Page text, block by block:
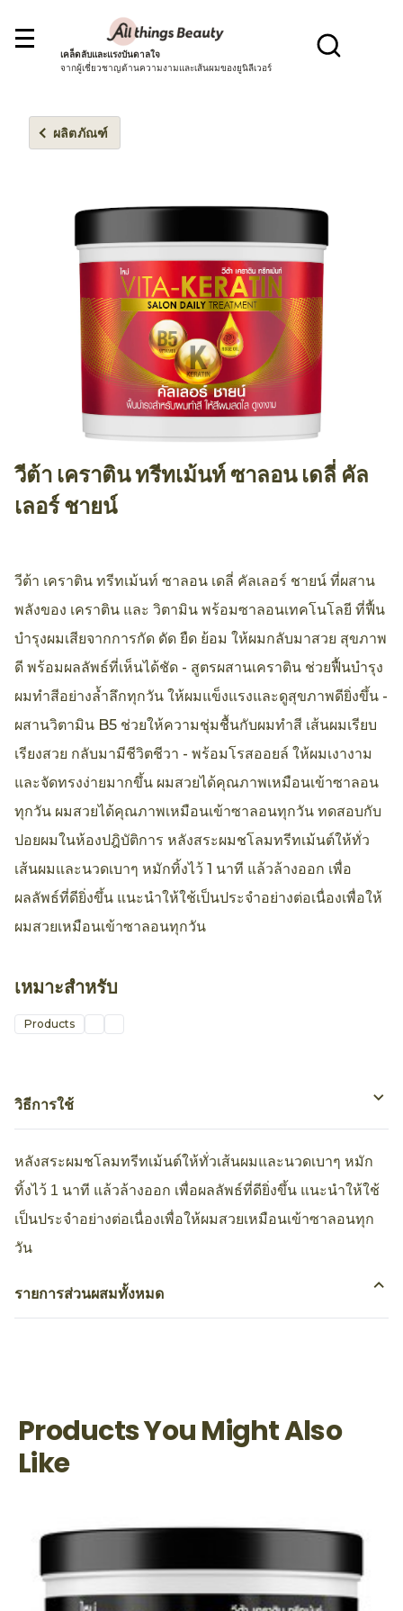
เคล็ดลับและแรงบันดาลใจ
จากผู้เชี่ยวชาญด้านความงามและเส้นผมของยูนิลีเวอร์
ผลิตภัณฑ์
วีต้า เคราติน ทรีทเม้นท์ ซาลอน เดลี่ คัล
เลอร์ ชายน์
วีต้า เคราติน ทรีทเม้นท์ ซาลอน เดลี่ คัลเลอร์ ชายน์ ที่ผสาน
พลังของ เคราติน และ วิตามิน พร้อมซาลอนเทคโนโลยี ที่ฟื้น
บำรุงผมเสียจากการกัด ดัด ยืด ย้อม ให้ผมกลับมาสวย สุขภาพ
ดี พร้อมผลลัพธ์ที่เห็นได้ชัด - สูตรผสานเคราติน ช่วยฟื้นบำรุง
ผมทำสีอย่างล้ำลึกทุกวัน ให้ผมแข็งแรงและดูสุขภาพดียิ่งขึ้น -
ผสานวิตามิน B5 ช่วยให้ความชุ่มชื้นกับผมทำสี เส้นผมเรียบ
เรียงสวย กลับมามีชีวิตชีวา - พร้อมโรสออยล์ ให้ผมเงางาม
และจัดทรงง่ายมากขึ้น ผมสวยได้คุณภาพเหมือนเข้าซาลอน
ทุกวัน ผมสวยได้คุณภาพเหมือนเข้าซาลอนทุกวัน ทดสอบกับ
ปอยผมในห้องปฎิบัติการ หลังสระผมชโลมทรีทเม้นต์ให้ทั่ว
เส้นผมและนวดเบาๆ หมักทิ้งไว้ 1 นาที แล้วล้างออก เพื่อ
ผลลัพธ์ที่ดียิ่งขึ้น แนะนำให้ใช้เป็นประจำอย่างต่อเนื่องเพื่อให้
ผมสวยเหมือนเข้าซาลอนทุกวัน
เหมาะสำหรับ
Products
วิธีการใช้
หลังสระผมชโลมทรีทเม้นต์ให้ทั่วเส้นผมและนวดเบาๆ หมัก
ทิ้งไว้ 1 นาที แล้วล้างออก เพื่อผลลัพธ์ที่ดียิ่งขึ้น แนะนำให้ใช้
เป็นประจำอย่างต่อเนื่องเพื่อให้ผมสวยเหมือนเข้าซาลอนทุก
วัน
รายการส่วนผสมทั้งหมด
Products You Might Also
Like